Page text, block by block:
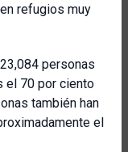
refugios muy
personas
el 70 por ciento
también han
el